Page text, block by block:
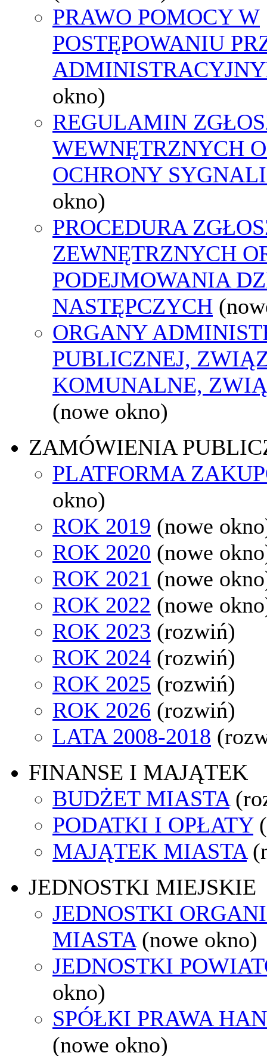
PRAWO POMOCY W
POSTĘPOWANIU
okno)
REGULAMIN
WEWNĘTRZNYCH
OCHRONY
okno)
PROCEDURA
ZEWNĘTRZNYCH
PODEJMOWANIA
NASTĘPCZYCH
ORGANY
PUBLICZNEJ,
KOMUNALNE,
(nowe okno)
ZAMÓWIENIA
PLATFORMA
okno)
ROK 2019 (nowe
ROK 2020 (nowe
ROK 2021 (nowe
ROK 2022 (nowe
ROK 2023 (rozwiń)
ROK 2024 (rozwiń)
ROK 2025 (rozwiń)
ROK 2026 (rozwiń)
LATA 2008-2018
FINANSE I MAJĄTEK
BUDŻET MIASTA
PODATKI I OPŁATY
MAJĄTEK MIASTA
JEDNOSTKI MIEJSKIE
JEDNOSTKI
MIASTA (nowe okno)
JEDNOSTKI
okno)
SPÓŁKI PRAWA
(nowe okno)